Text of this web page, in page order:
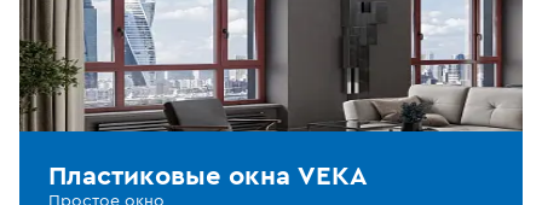
Пластиковые окна VEKA
Простое окно